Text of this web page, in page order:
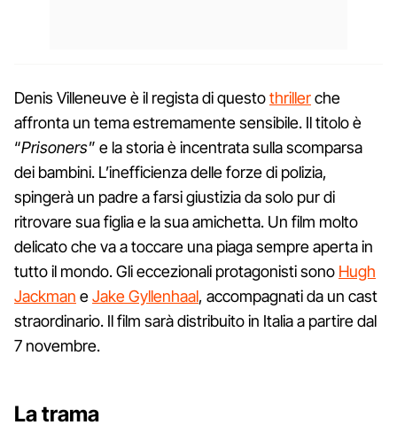
Denis Villeneuve è il regista di questothrillerche
affronta un tema estremamente sensibile. Il titolo è
“Prisoners” e la storia è incentrata sulla scomparsa
dei bambini. L’inefficienza delle forze di polizia,
spingerà un padre a farsi giustizia da solo pur di
ritrovare sua figlia e la sua amichetta. Un film molto
delicato che va a toccare una piaga sempre aperta in
tutto il mondo. Gli eccezionali protagonisti sono Hugh
Jackman eJake Gyllenhaal, accompagnati da un cast
straordinario. Il film sarà distribuito in Italia a partire dal
7 novembre.
La trama